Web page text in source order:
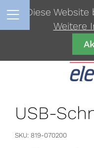
USB-
SKU 819-070200
Diese
Weitere